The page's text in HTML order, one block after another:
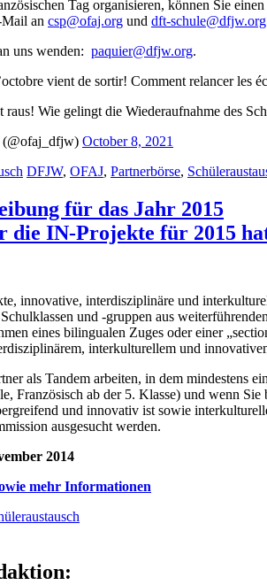
Tag organisieren, können Sie einen
an csp@ofaj.org und dft-schule@dfjw.org
uns wenden: paquier@dfjw.org.
vient de sortir! Comment relancer les
Wie gelingt die Wiederaufnahme des
October 8, 2021
DFJW, OFAJ, Partnerbörse,
für das Jahr 2015
die IN-Projekte für 2015
innovative, interdisziplinäre und
und -gruppen aus
eines bilingualen Zuges oder einer
interkulturellem und
als Tandem arbeiten, in dem mindestens
Französisch ab der 5. Klasse) und wenn
und innovativ ist sowie
ausgesucht werden.
2014
mehr Informationen